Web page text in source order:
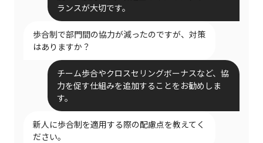
ランスが大切です。
歩合制で部門間の協力が減ったのですが、対策
はありますか？
チーム歩合やクロスセリングボーナスなど、協
力を促す仕組みを追加することをお勧めしま
す。
新人に歩合制を適用する際の配慮点を教えてく
ださい。